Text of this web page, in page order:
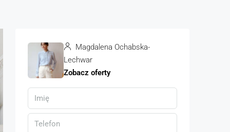
Magdalena Ochabska-
Lechwar
Zobacz oferty